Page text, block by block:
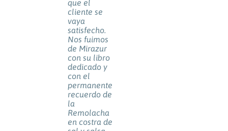
que el
cliente se
vaya
satisfecho.
Nos fuimos
de Mirazur
con su libro
dedicado y
con el
permanente
recuerdo de
la
Remolacha
en costra de